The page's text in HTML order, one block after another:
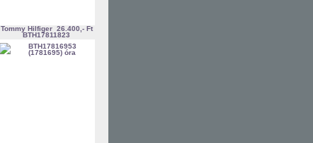
Tommy Hilfiger 26.400,- Ft
BTH17811823